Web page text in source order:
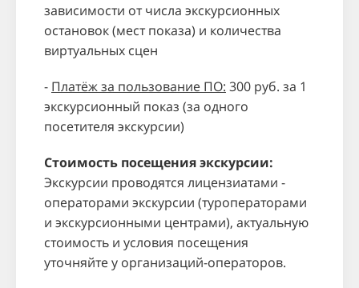
зависимости от числа экскурсионных
остановок (мест показа) и количества
виртуальных сцен
- Платёж за пользование ПО: 300 руб. за 1
экскурсионный показ (за одного
посетителя экскурсии)
Стоимость посещения экскурсии:
Экскурсии проводятся лицензиатами -
операторами экскурсии (туроператорами
и экскурсионными центрами), актуальную
стоимость и условия посещения
уточняйте у организаций-операторов.